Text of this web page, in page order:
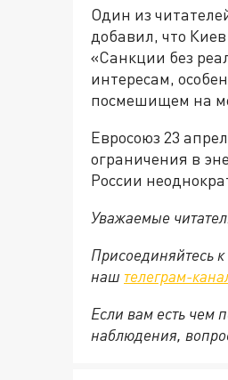
Один из
добавил, что
«Санкции без
интересам,
посмешищем на
Евросоюз 23
ограничения в
России
Уважаемые
Присоединяйтесь
наш телеграм-
Если вам есть чем
наблюдения,